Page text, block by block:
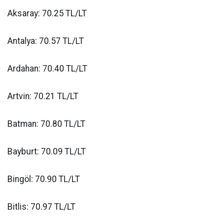
Aksaray: 70.25 TL/LT
Antalya: 70.57 TL/LT
Ardahan: 70.40 TL/LT
Artvin: 70.21 TL/LT
Batman: 70.80 TL/LT
Bayburt: 70.09 TL/LT
Bingöl: 70.90 TL/LT
Bitlis: 70.97 TL/LT